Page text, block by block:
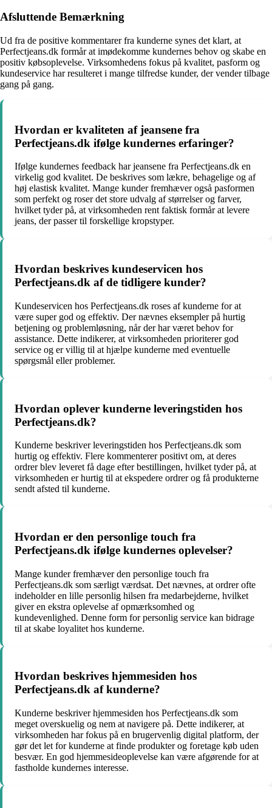
Afsluttende Bemærkning
Ud fra de positive kommentarer fra kunderne synes det klart, at
Perfectjeans.dk formår at imødekomme kundernes behov og skabe en
positiv købsoplevelse. Virksomhedens fokus på kvalitet, pasform og
kundeservice har resulteret i mange tilfredse kunder, der vender tilbage
gang på gang.
Hvordan er kvaliteten af jeansene fra
Perfectjeans.dk ifølge kundernes erfaringer?
Ifølge kundernes feedback har jeansene fra Perfectjeans.dk en
virkelig god kvalitet. De beskrives som lækre, behagelige og af
høj elastisk kvalitet. Mange kunder fremhæver også pasformen
som perfekt og roser det store udvalg af størrelser og farver,
hvilket tyder på, at virksomheden rent faktisk formår at levere
jeans, der passer til forskellige kropstyper.
Hvordan beskrives kundeservicen hos
Perfectjeans.dk af de tidligere kunder?
Kundeservicen hos Perfectjeans.dk roses af kunderne for at
være super god og effektiv. Der nævnes eksempler på hurtig
betjening og problemløsning, når der har været behov for
assistance. Dette indikerer, at virksomheden prioriterer god
service og er villig til at hjælpe kunderne med eventuelle
spørgsmål eller problemer.
Hvordan oplever kunderne leveringstiden hos
Perfectjeans.dk?
Kunderne beskriver leveringstiden hos Perfectjeans.dk som
hurtig og effektiv. Flere kommenterer positivt om, at deres
ordrer blev leveret få dage efter bestillingen, hvilket tyder på, at
virksomheden er hurtig til at ekspedere ordrer og få produkterne
sendt afsted til kunderne.
Hvordan er den personlige touch fra
Perfectjeans.dk ifølge kundernes oplevelser?
Mange kunder fremhæver den personlige touch fra
Perfectjeans.dk som særligt værdsat. Det nævnes, at ordrer ofte
indeholder en lille personlig hilsen fra medarbejderne, hvilket
giver en ekstra oplevelse af opmærksomhed og
kundevenlighed. Denne form for personlig service kan bidrage
til at skabe loyalitet hos kunderne.
Hvordan beskrives hjemmesiden hos
Perfectjeans.dk af kunderne?
Kunderne beskriver hjemmesiden hos Perfectjeans.dk som
meget overskuelig og nem at navigere på. Dette indikerer, at
virksomheden har fokus på en brugervenlig digital platform, der
gør det let for kunderne at finde produkter og foretage køb uden
besvær. En god hjemmesideoplevelse kan være afgørende for at
fastholde kundernes interesse.